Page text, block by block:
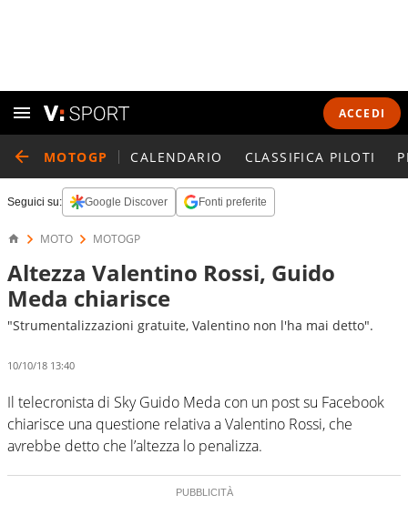
ACCEDI
MOTOGP CALENDARIO CLASSIFICA PILOTI
Seguici su: Google Discover Fonti preferite
MOTO MOTOGP
Altezza Valentino Rossi, Guido
Meda chiarisce
"Strumentalizzazioni gratuite, Valentino non l'ha mai detto".
10/10/18 13:40
Il telecronista di Sky Guido Meda con un post su Facebook
chiarisce una questione relativa a Valentino Rossi, che
avrebbe detto che l’altezza lo penalizza.